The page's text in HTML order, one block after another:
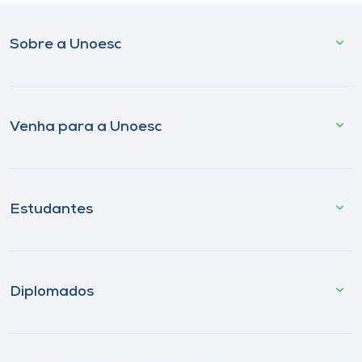
Sobre a Unoesc
Venha para a Unoesc
Estudantes
Diplomados